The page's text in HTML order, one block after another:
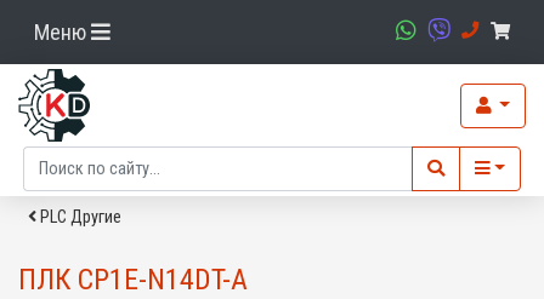
Меню
PLC Другие
ПЛК CP1E-N14DT-A